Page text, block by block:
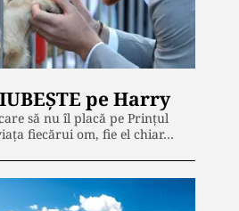
pe Harry
să nu îl placă pe Prințul
fiecărui om, fie el chiar…